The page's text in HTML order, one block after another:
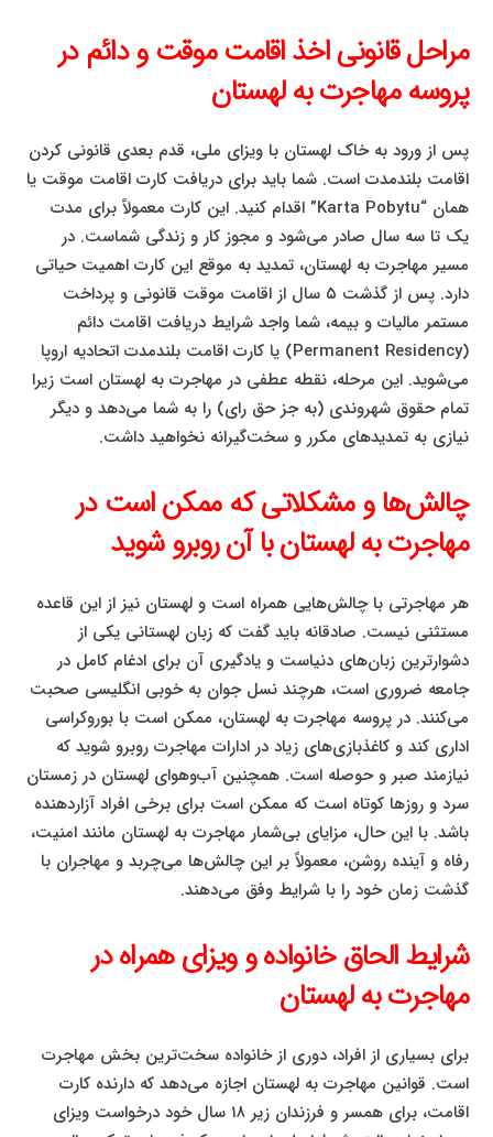
مراحل قانونی اخذ اقامت موقت و دائم در
پروسه مهاجرت به لهستان
پس از ورود به خاک لهستان با ویزای ملی، قدم بعدی قانونی کردن
اقامت بلندمدت است. شما باید برای دریافت کارت اقامت موقت یا
همان “Karta Pobytu” اقدام کنید. این کارت معمولاً برای مدت
یک تا سه سال صادر می‌شود و مجوز کار و زندگی شماست. در
مسیر مهاجرت به لهستان، تمدید به موقع این کارت اهمیت حیاتی
دارد. پس از گذشت ۵ سال از اقامت موقت قانونی و پرداخت
مستمر مالیات و بیمه، شما واجد شرایط دریافت اقامت دائم
(Permanent Residency) یا کارت اقامت بلندمدت اتحادیه اروپا
می‌شوید. این مرحله، نقطه عطفی در مهاجرت به لهستان است زیرا
تمام حقوق شهروندی (به جز حق رای) را به شما می‌دهد و دیگر
نیازی به تمدیدهای مکرر و سخت‌گیرانه نخواهید داشت.
چالش‌ها و مشکلاتی که ممکن است در
مهاجرت به لهستان با آن روبرو شوید
هر مهاجرتی با چالش‌هایی همراه است و لهستان نیز از این قاعده
مستثنی نیست. صادقانه باید گفت که زبان لهستانی یکی از
دشوارترین زبان‌های دنیاست و یادگیری آن برای ادغام کامل در
جامعه ضروری است، هرچند نسل جوان به خوبی انگلیسی صحبت
می‌کنند. در پروسه مهاجرت به لهستان، ممکن است با بوروکراسی
اداری کند و کاغذبازی‌های زیاد در ادارات مهاجرت روبرو شوید که
نیازمند صبر و حوصله است. همچنین آب‌وهوای لهستان در زمستان
سرد و روزها کوتاه است که ممکن است برای برخی افراد آزاردهنده
باشد. با این حال، مزایای بی‌شمار مهاجرت به لهستان مانند امنیت،
رفاه و آینده روشن، معمولاً بر این چالش‌ها می‌چربد و مهاجران با
گذشت زمان خود را با شرایط وفق می‌دهند.
شرایط الحاق خانواده و ویزای همراه در
مهاجرت به لهستان
برای بسیاری از افراد، دوری از خانواده سخت‌ترین بخش مهاجرت
است. قوانین مهاجرت به لهستان اجازه می‌دهد که دارنده کارت
اقامت، برای همسر و فرزندان زیر ۱۸ سال خود درخواست ویزای